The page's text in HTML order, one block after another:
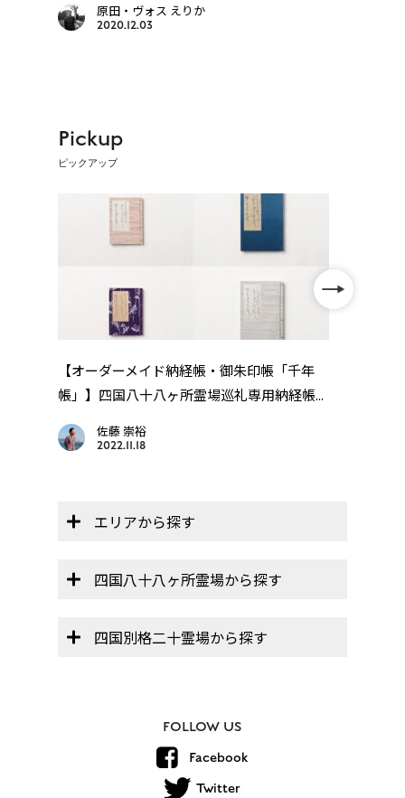
原田・ヴォス えりか
2020.12.03
Pickup
ピックアップ
【オーダーメイド納経帳・御朱印帳「千年
帳」】四国八十八ヶ所霊場巡礼専用納経帳...
佐藤 崇裕
2022.11.18
エリアから探す
四国八十八ヶ所霊場から探す
四国別格二十霊場から探す
FOLLOW US
Facebook
Twitter